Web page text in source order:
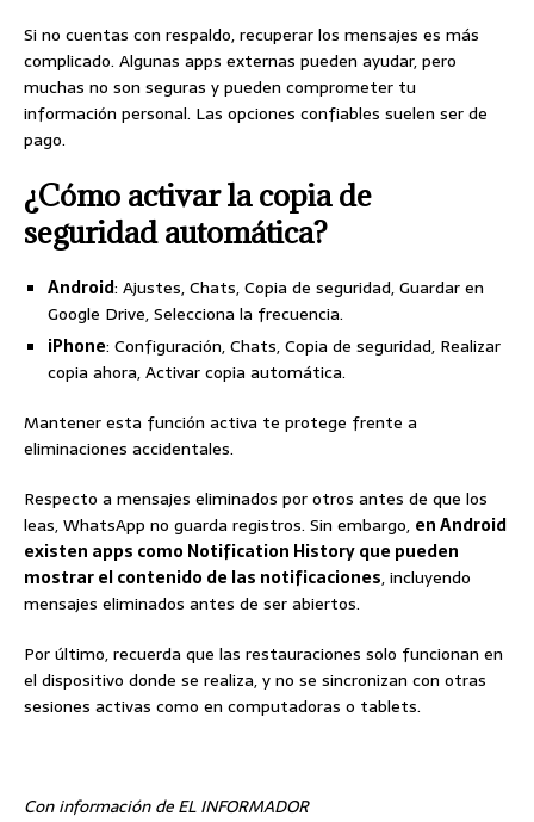
Si no cuentas con respaldo, recuperar los mensajes es más
complicado. Algunas apps externas pueden ayudar, pero
muchas no son seguras y pueden comprometer tu
información personal. Las opciones confiables suelen ser de
pago.
¿Cómo activar la copia de
seguridad automática?
Android: Ajustes, Chats, Copia de seguridad, Guardar en
Google Drive, Selecciona la frecuencia.
iPhone: Configuración, Chats, Copia de seguridad, Realizar
copia ahora, Activar copia automática.
Mantener esta función activa te protege frente a
eliminaciones accidentales.
Respecto a mensajes eliminados por otros antes de que los
leas, WhatsApp no guarda registros. Sin embargo, en Android
existen apps como Notification History que pueden
mostrar el contenido de las notificaciones, incluyendo
mensajes eliminados antes de ser abiertos.
Por último, recuerda que las restauraciones solo funcionan en
el dispositivo donde se realiza, y no se sincronizan con otras
sesiones activas como en computadoras o tablets.
Con información de EL INFORMADOR